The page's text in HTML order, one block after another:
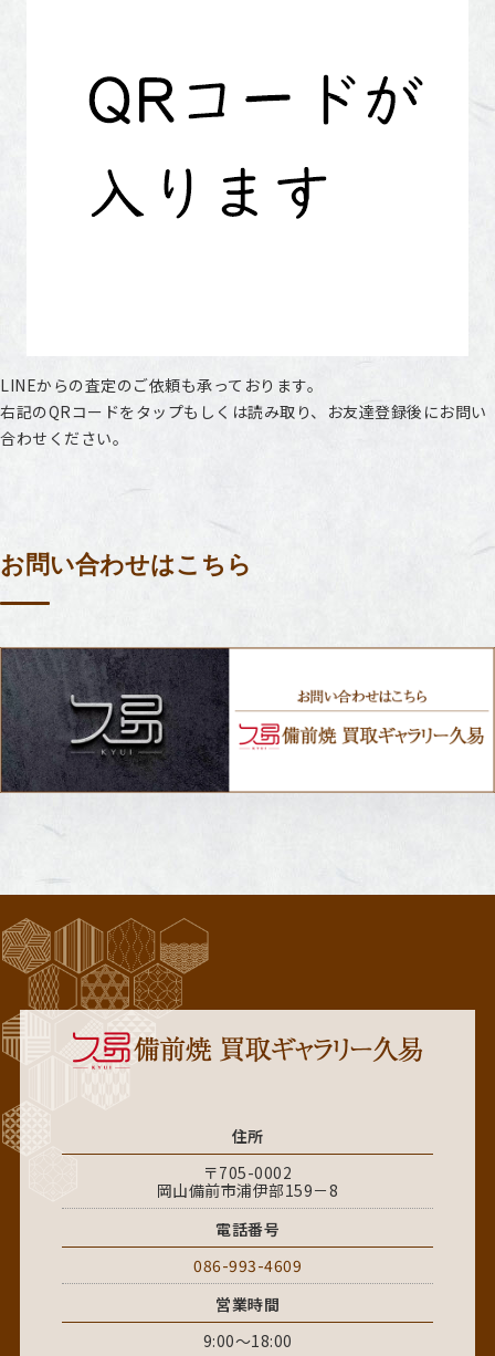
LINEからの査定のご依頼も承っております。
右記のQRコードをタップもしくは読み取り、お友達登録後にお問い
合わせください。
お問い合わせはこちら
住所
〒705-0002
岡山備前市浦伊部159－8
電話番号
086-993-4609
営業時間
9:00～18:00